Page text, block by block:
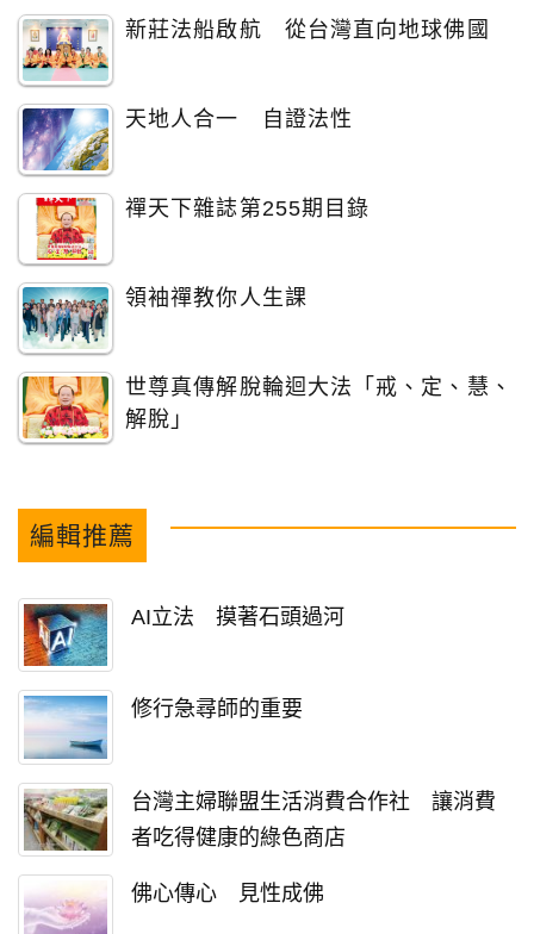
新莊法船啟航 從台灣直向地球佛國
天地人合一 自證法性
禪天下雜誌第255期目錄
領袖禪教你人生課
世尊真傳解脫輪迴大法「戒、定、慧、
解脫」
編輯推薦
AI立法 摸著石頭過河
修行急尋師的重要
台灣主婦聯盟生活消費合作社 讓消費
者吃得健康的綠色商店
佛心傳心 見性成佛